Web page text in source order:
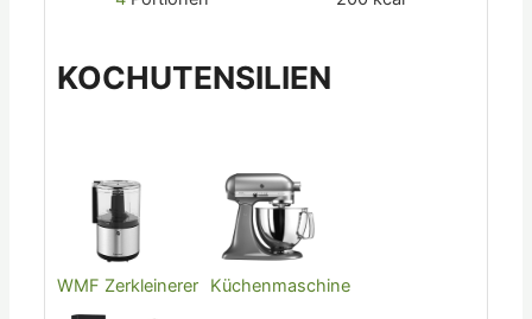
KOCHUTENSILIEN
WMF Zerkleinerer Küchenmaschine